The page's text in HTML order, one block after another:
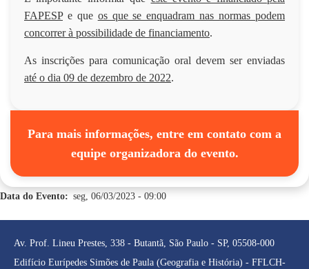
FAPESPe que os que se enquadram nas normas podem
concorrer à possibilidade de financiamento.
As inscrições para comunicação oral devem ser enviadas
até o dia 09 de dezembro de 2022.
Para mais informações, entre em contato com a
equipe organizadora do evento.
Data do Evento seg, 06/03/2023 - 09:00
Av. Prof. Lineu Prestes, 338 - Butantã, São Paulo - SP, 05508-000
Edifício Eurípedes Simões de Paula (Geografia e História) - FFLCH-